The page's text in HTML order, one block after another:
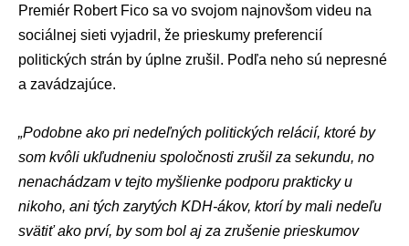
Premiér Robert Fico sa vo svojom najnovšom videu na
sociálnej sieti vyjadril, že prieskumy preferencií
politických strán by úplne zrušil. Podľa neho sú nepresné
a zavádzajúce.
„Podobne ako pri nedeľných politických relácií, ktoré by
som kvôli ukľudneniu spoločnosti zrušil za sekundu, no
nenachádzam v tejto myšlienke podporu prakticky u
nikoho, ani tých zarytých KDH-ákov, ktorí by mali nedeľu
svätiť ako prví, by som bol aj za zrušenie prieskumov